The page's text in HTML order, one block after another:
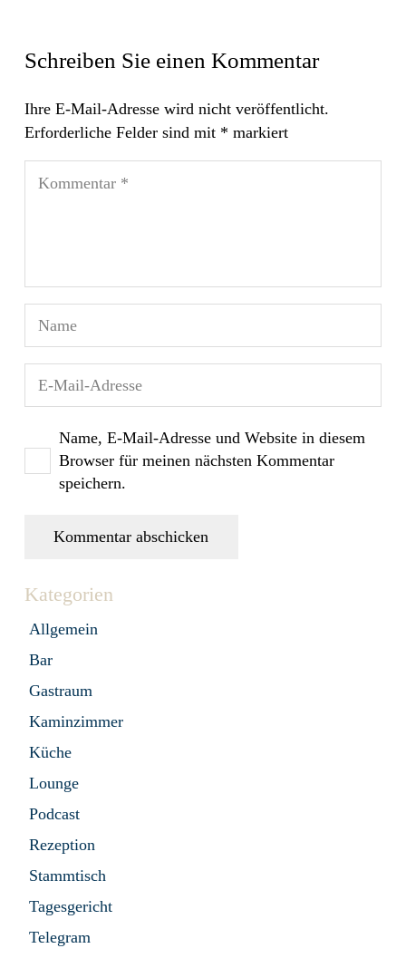
Schreiben Sie einen Kommentar
Ihre E-Mail-Adresse wird nicht veröffentlicht.
Erforderliche Felder sind mit * markiert
Name, E-Mail-Adresse und Website in diesem
Browser für meinen nächsten Kommentar
speichern.
Kommentar abschicken
Kategorien
Allgemein
Bar
Gastraum
Kaminzimmer
Küche
Lounge
Podcast
Rezeption
Stammtisch
Tagesgericht
Telegram